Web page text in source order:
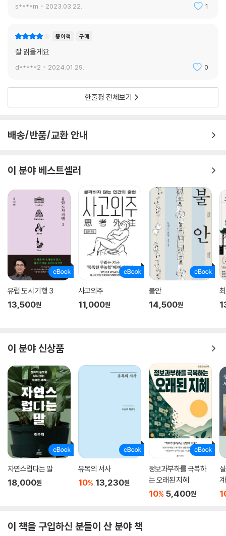
결정한다. 소비성향도 기대와 심리의 문제다. 사람들은 소득이 발생하면
이 결정 역시 심리에 의존한다. 미래에 소득이 계속 발생할 것이라고 예상
하면 소비를 늘릴 것이고, 그렇지 않으면 불안감에 소비를 줄이게 될 것이
다. 기업가의 생산량 결정도 기대에 의존한다. 신규 투자, 신사업 진출, 한
결같이 장기적인 미래의 유효수요에 대한 기대에 따라 결정된다.
국)」중에서
는 이익의 본질을 그와 다르게 해석했다. 마르크스는, 이익은 자본가가 생
은 인간의 비도덕성이 낳은 결과였다. 이런 부도덕한 이익관은 훗날 반
(反)기업 정서를 일으키는 큰 원인이 됐다. 마르크스의 사고에 따르면 이
익은 자본가의 사악한 동기에서 나왔고, 자본가의 이익만을 대변하는 기업
은 악한 존재일 수밖에 없었다. (중략) 케인스의 스승이었던 알프레드 마
셜은 그나마 이익에서 도덕의 요소를 하나 발견했다. 그는 이익이 ‘절욕(a
bstinence)’의 대가라고 보았다. 현재의 소비를 억제하고 그를 자본으로
전환하여 미래에 효용이 발생하기까지 인내하는 마음의 대가가 바로 이익
이었다. (중략) 슘페터는 이보다 한 걸음 더 나아가서 이익이 혁신의 대가
라는 점을 발견했다. 그렇게 함으로써 마르크스에 의해 철저히 부정당했던
이익의 도덕성을 온전히 회복시켰다. 아울러 그는 기업가가 착취하는 존재
신하는 존재여야만 한다는 관점을 새로이 세웠다.
---「CHAPTER 9. 변화 _ 창조적 파괴의 사상가 ‘조지프 슘페터’(오스트
전쟁이 끝난 이듬해인 1946년에 그는 ARDC(American Research an
함하여, 랄프 플랜더스(Ralph Flanders, 1880~1970), 칼 콤프턴(Karl
T. Compton, 1887~1954)이었다. (중략) 도리오는 이렇게 말했다. “A
RDC는 일반적인 의미의 투자를 하지 않는다. 대신에 성장 가능성이 있다
고 믿는 소수의 선택된 회사들을 대상으로 계산된 위험(calculated risk
s)을 감수함으로써 새로운 가치를 창조(create)한다.” 사업의 목적은 단
지 돈을 투자해서 수익률을 올리는 것보다는, 경영을 지원하고 기술에 대
해 자문을 제공하면서 회사를 성장시키는 데에 있었다. 바로 오늘날 벤처
캐피털 사업의 본질과 같다. 이런 관점에서 보면 벤처캐피털의 이상형은,
샤일록(Shylock, 셰익스피어의 희곡에 나오는 악덕 유대인 고리대금업
자)의 이미지를 지닌 ‘금융가’가 아니라, 말 그대로 ‘천사’ 투자자(angel in
vestor)로 지칭되는 론 콘웨이(Ron Conway, 1951~) 같은 ‘사업가’이
국)」중에서
s****m 2023.03.22. 1
종이책 구매
잘 읽을게요
d*****2 2024.01.29. 0
한줄평 전체보기
배송/반품/교환 안내
이 분야 베스트셀러
유럽 도시 기행 3
13,500원
사고외주
11,000원
불안
14,500원
이 분야 신상품
자연스럽다는 말
18,000원
유목의 서사
10% 13,230원
정보과부하를 극복하
는 오래된 지혜
10% 5,400원
이 책을 구입하신 분들이 산 분야 책